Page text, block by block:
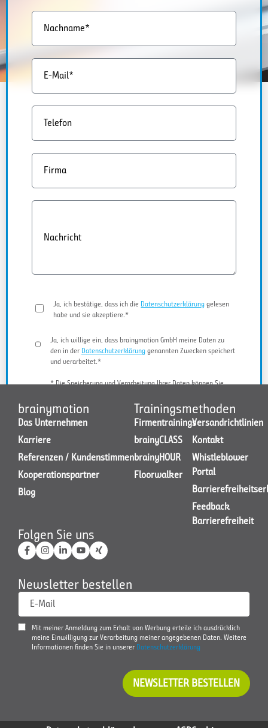
Nachname*
E-Mail*
Telefon
Firma
Nachricht
Ja, ich bestätige, dass ich die Datenschutzerklärung gelesen
habe und sie akzeptiere.*
Ja, ich willige ein, dass brainymotion GmbH meine Daten zu
den in der Datenschutzerklärung genannten Zwecken speichert
und verarbeitet.*
* Die Speicherung und Verarbeitung Ihrer Daten können Sie
JETZT KONTAKT AUFNEHMEN
brainymotion
Das Unternehmen
Karriere
Referenzen / Kundenstimmen
Kooperationspartner
Blog
Trainingsmethoden
Firmentrainings
brainyCLASS
brainyHOUR
Floorwalker
Versandrichtlinien
Kontakt
Whistleblower
Portal
Feedback
Barrierefreiheit
Folgen Sie uns
Newsletter bestellen
E-Mail
Mit meiner Anmeldung zum Erhalt von Werbung erteile ich ausdrücklich
meine Einwilligung zur Verarbeitung meiner angegebenen Daten. Weitere
Informationen finden Sie in unserer Datenschutzerklärung
NEWSLETTER BESTELLEN